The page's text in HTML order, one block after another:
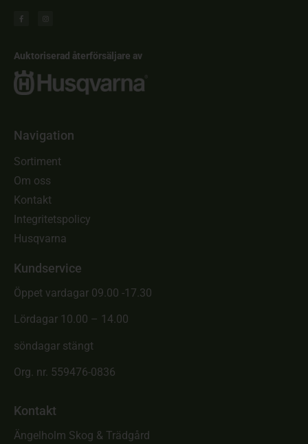
Auktoriserad återförsäljare av
Navigation
Sortiment
Om oss
Kontakt
Integritetspolicy
Husqvarna
Kundservice
Öppet vardagar 09.00 -17.30
Lördagar 10.00 – 14.00
söndagar stängt
Org. nr. 559476-0836
Kontakt
Ängelholm Skog & Trädgård